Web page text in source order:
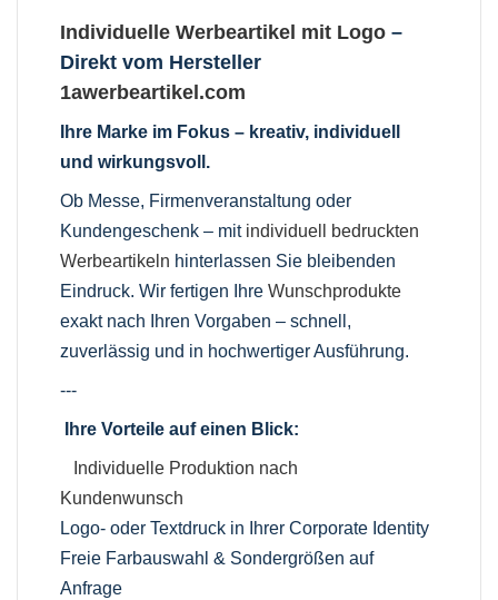
Individuelle Werbeartikel mit Logo –
Direkt vom Hersteller
1awerbeartikel.com
Ihre Marke im Fokus – kreativ, individuell
und wirkungsvoll.
Ob Messe, Firmenveranstaltung oder
Kundengeschenk – mit individuell bedruckten
Werbeartikeln hinterlassen Sie bleibenden
Eindruck. Wir fertigen IhreWunschprodukte
exakt nach Ihren Vorgaben – schnell,
zuverlässig und in hochwertiger Ausführung.
---
Ihre Vorteile auf einen Blick:
Individuelle Produktion nach
Kundenwunsch
Logo- oder Textdruck in Ihrer Corporate Identity
Freie Farbauswahl & Sondergrößen auf
Anfrage